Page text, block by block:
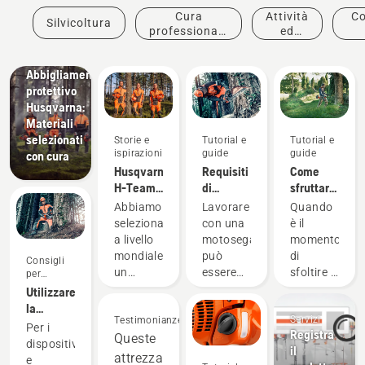
Silvicoltura
Cura
professionale
Attività
ed
Prodotti e
Abbigliamento
protettivo
Husqvarna:
Materiali
selezionati
con cura
Consigli
per
l'acquisto
Utilizzare
la
motosega
in
sicurezza:
Per i
dispositivi
e
Storie e
ispirazioni
Husqvarna
H-Team -
Gli
ambasciatori
Abbiamo
selezionato
a livello
mondiale
un
ambasciatori
rispettabili
e
Testimonianze
Queste
attrezzature
Tutorial e
guide
Requisiti
di
sicurezza
delle
motoseghe
Lavorare
con una
motosega
può
essere
ma
seguendo
alcuni
Tutorial e
guide
Come
sfruttare
al
massimo
il tuo
Quando
è il
momento
di
sfoltire il
un
è lo
strumento
Servizi
Registra
il